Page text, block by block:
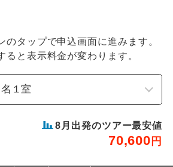
のタップで申込画面に進みます。
ると表示料金が変わります。
8 月出発のツアー最安値
70,600 円